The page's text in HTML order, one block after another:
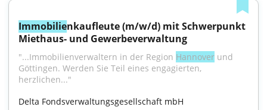
Immobilienkaufleute (m/w/d) mit Schwerpunkt
Miethaus- und Gewerbeverwaltung
"...Immobilienverwaltern in der Region Hannover und
Göttingen. Werden Sie Teil eines engagierten,
herzlichen..."
Delta Fondsverwaltungsgesellschaft mbH